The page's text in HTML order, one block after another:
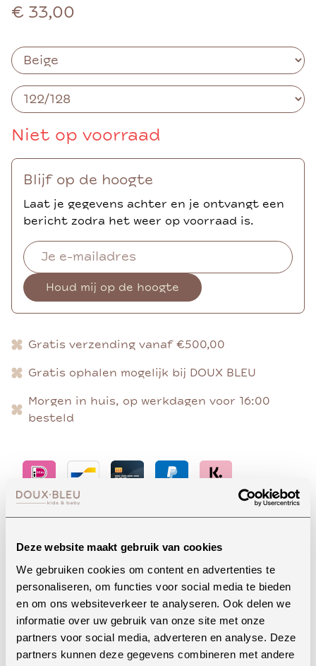
Deze website maakt gebruik van cookies
We gebruiken cookies om content en advertenties te
personaliseren, om functies voor social media te bieden
en om ons websiteverkeer te analyseren. Ook delen we
informatie over uw gebruik van onze site met onze
partners voor social media, adverteren en analyse. Deze
partners kunnen deze gegevens combineren met andere
€ 33,00
Niet op voorraad
Blijf op de hoogte
Laat je gegevens achter en je ontvangt een
bericht zodra het weer op voorraad is.
Houd mij op de hoogte
Gratis verzending vanaf €500,00
Gratis ophalen mogelijk bij DOUX BLEU
Morgen in huis, op werkdagen voor 16:00
besteld
Whatsapp